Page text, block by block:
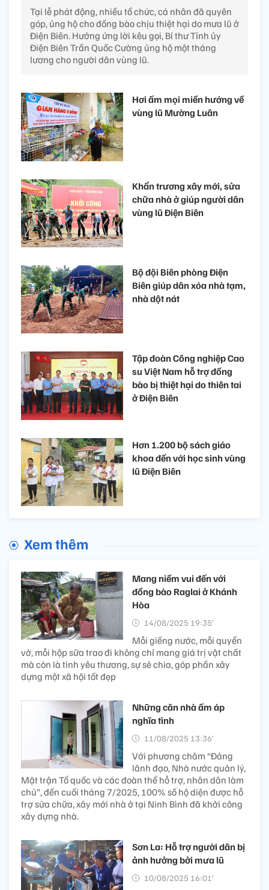
Tại lễ phát động, nhiều tổ chức, cá nhân đã quyên
góp, ủng hộ cho đồng bào chịu thiệt hại do mưa lũ ở
Điện Biên. Hưởng ứng lời kêu gọi, Bí thư Tỉnh ủy
Điện Biên Trần Quốc Cường ủng hộ một tháng
lương cho người dân vùng lũ.
Hơi ấm mọi miền hướng về
vùng lũ ​Mường Luân
Khẩn trương xây mới, sửa
chữa nhà ở giúp người dân
vùng lũ Điện Biên
Bộ đội Biên phòng Điện
Biên giúp dân xóa nhà tạm,
nhà dột nát
Tập đoàn Công nghiệp Cao
su Việt Nam hỗ trợ đồng
bào bị thiệt hại do thiên tai
ở Điện Biên
Hơn 1.200 bộ sách giáo
khoa đến với học sinh vùng
lũ Điện Biên
Xem thêm
Mang niềm vui đến với
đồng bào Raglai ở Khánh
Hòa
14/08/2025 19:35’
Mỗi giếng nước, mỗi quyển
vở, mỗi hộp sữa trao đi không chỉ mang giá trị vật chất
mà còn là tình yêu thương, sự sẻ chia, góp phần xây
dựng một xã hội tốt đẹp
Những căn nhà ấm áp
nghĩa tình
11/08/2025 13:36’
Với phương châm “Đảng
lãnh đạo, Nhà nước quản lý,
Mặt trận Tổ quốc và các đoàn thể hỗ trợ, nhân dân làm
chủ”, đến cuối tháng 7/2025, 100% số hộ diện được hỗ
trợ sửa chữa, xây mới nhà ở tại Ninh Bình đã khởi công
xây dựng nhà.
Sơn La: Hỗ trợ người dân bị
ảnh hưởng bởi mưa lũ
10/08/2025 16:01’